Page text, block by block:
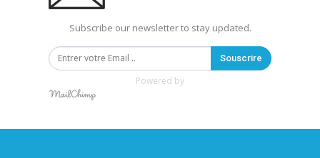
Subscribe our newsletter to stay updated.
Souscrire
Powered by